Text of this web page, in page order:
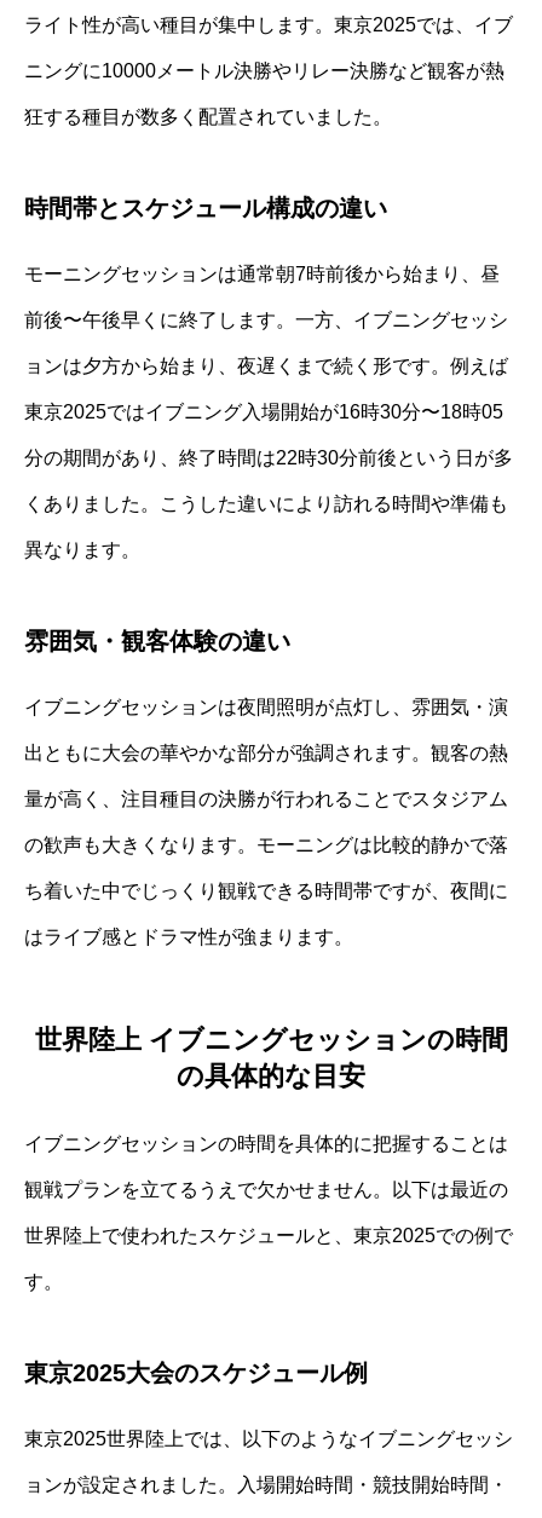
ライト性が高い種目が集中します。東京2025では、イブ
ニングに10000メートル決勝やリレー決勝など観客が熱
狂する種目が数多く配置されていました。
時間帯とスケジュール構成の違い
モーニングセッションは通常朝7時前後から始まり、昼
前後〜午後早くに終了します。一方、イブニングセッシ
ョンは夕方から始まり、夜遅くまで続く形です。例えば
東京2025ではイブニング入場開始が16時30分〜18時05
分の期間があり、終了時間は22時30分前後という日が多
くありました。こうした違いにより訪れる時間や準備も
異なります。
雰囲気・観客体験の違い
イブニングセッションは夜間照明が点灯し、雰囲気・演
出ともに大会の華やかな部分が強調されます。観客の熱
量が高く、注目種目の決勝が行われることでスタジアム
の歓声も大きくなります。モーニングは比較的静かで落
ち着いた中でじっくり観戦できる時間帯ですが、夜間に
はライブ感とドラマ性が強まります。
世界陸上 イブニングセッションの時間
の具体的な目安
イブニングセッションの時間を具体的に把握することは
観戦プランを立てるうえで欠かせません。以下は最近の
世界陸上で使われたスケジュールと、東京2025での例で
す。
東京2025大会のスケジュール例
東京2025世界陸上では、以下のようなイブニングセッシ
ョンが設定されました。入場開始時間・競技開始時間・